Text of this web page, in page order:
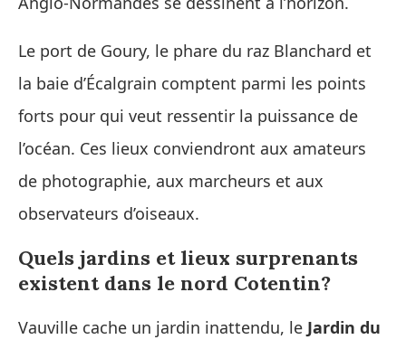
Le port de Goury, le phare du raz Blanchard et
la baie d’Écalgrain comptent parmi les points
forts pour qui veut ressentir la puissance de
l’océan. Ces lieux conviendront aux amateurs
de photographie, aux marcheurs et aux
observateurs d’oiseaux.
Quels jardins et lieux surprenants
existent dans le nord Cotentin?
Vauville cache un jardin inattendu, le Jardin du